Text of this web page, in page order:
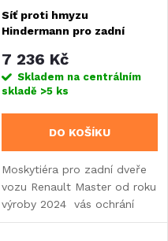
Síť proti hmyzu
Hindermann pro zadní
7 236 Kč
Skladem na centrálním
skladě >5 ks
DO KOŠÍKU
Moskytiéra pro zadní dveře
vozu Renault Master od roku
výroby 2024 vás ochrání
proti otravnému hmyzu a